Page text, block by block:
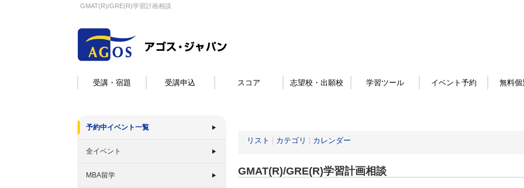
GMAT(R)/GRE(R)学習計画相談
受講・宿題 受講申込 スコア 志望校・出願校 学習ツール イベント予約 無料個
予約中イベント一覧
全イベント
MBA留学
リスト カテゴリ カレンダー
GMAT(R)/GRE(R)学習計画相談